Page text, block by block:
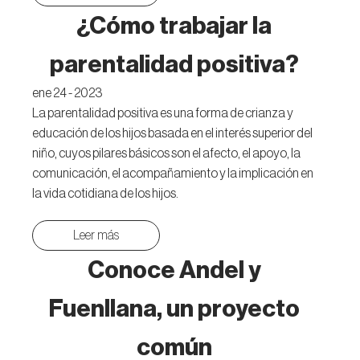
¿Cómo trabajar la
parentalidad positiva?
ene 24 - 2023
La parentalidad positiva es una forma de crianza y
educación de los hijos basada en el interés superior del
niño, cuyos pilares básicos son el afecto, el apoyo, la
comunicación, el acompañamiento y la implicación en
la vida cotidiana de los hijos.
Leer más
Conoce Andel y
Fuenllana, un proyecto
común